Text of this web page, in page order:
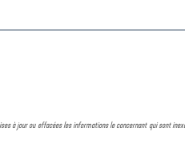
à jour ou effacées les informations le concernant qui sont